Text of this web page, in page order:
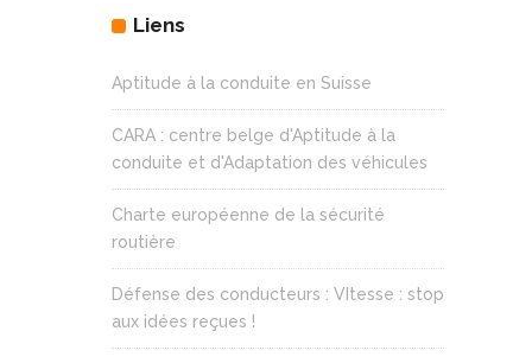
Liens
Aptitude à la conduite en Suisse
CARA : centre belge d'Aptitude à la
conduite et d'Adaptation des véhicules
Charte européenne de la sécurité
routière
Défense des conducteurs : VItesse : stop
aux idées reçues !